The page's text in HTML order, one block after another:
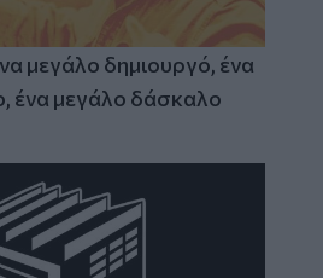
μεγάλο δημιουργό, ένα
ένα μεγάλο δάσκαλο